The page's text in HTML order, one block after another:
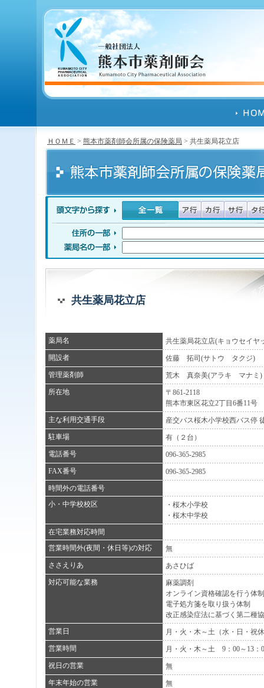
ＨＯＭＥ > 熊本市薬剤師会所属の保険薬局 > 共生薬局花立店
共生薬局花立店
薬局名
共生薬局花立店(キョウセイヤ
開設者
佐藤 拓司(サトウ タクジ)
管理薬剤師
荒木 真奈美(アラキ マナミ)
所在地
〒861-2118
熊本市東区花立2丁目6番11号
主な利用交通手段
産交バス桜木小学校西バス停
駐車場
有（２台）
電話番号
096-365-2985
FAX番号
096-365-2985
時間外の電話番号
小・中学校校区
・桜木小学校
・桜木中学校
在宅業務対応時間
営業時間外(夜間・休日等)の対応
無
ささえりあ
あさひば
対応可能な業務
麻薬調剤
オンライン資格確認を行う体制
電子処方箋を取り扱う体制
改正感染症法に基づく第二種
営業日
月・火・木～土（水・日・祝
営業時間
月・火・木～土 9：00～13：
祝日の営業
無
年末年始の営業
無